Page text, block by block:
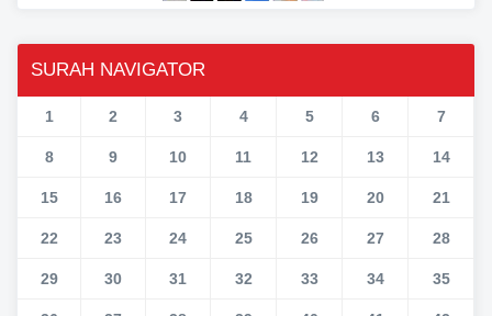
SURAH NAVIGATOR
1 2 3 4 5 6 7
8 9 10 11 12 13 14
15 16 17 18 19 20 21
22 23 24 25 26 27 28
29 30 31 32 33 34 35